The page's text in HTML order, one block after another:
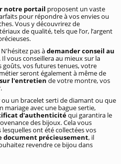
notre portail proposent un vaste
pour répondre à vos envies ou
Vous y découvrirez de
de qualité, tels que l’or, l’argent
pas àdemander conseil au
vous conseillera au mieux sur la
goûts, vos futures tenues, votre
seront également à même de
l'entretien de votre montre, vos
un bracelet serti de diamant ou que
mariage avec une bague sertie,
d'authenticitéqui garantira le
des bijoux. Cela vous
ont été collectées vos
document précieusement, il
revendre ce bijou dans